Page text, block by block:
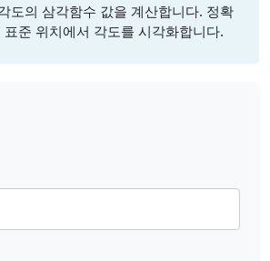
도의 삼각함수 값을 계산합니다. 정확
준 위치에서 각도를 시각화합니다.